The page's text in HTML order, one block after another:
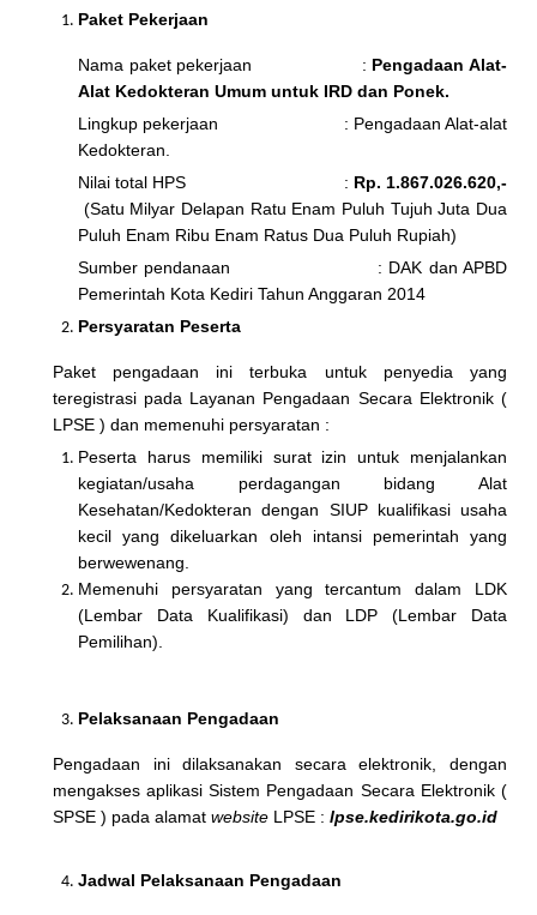
Paket Pekerjaan
Nama paket pekerjaan : Pengadaan Alat-
Alat Kedokteran Umum untuk IRD dan Ponek.
Lingkup pekerjaan : Pengadaan Alat-alat
Kedokteran.
Nilai total HPS : Rp. 1.867.026.620,-
(Satu Milyar Delapan Ratu Enam Puluh Tujuh Juta Dua
Puluh Enam Ribu Enam Ratus Dua Puluh Rupiah)
Sumber pendanaan : DAK dan APBD
Pemerintah Kota Kediri Tahun Anggaran 2014
Persyaratan Peserta
Paket pengadaan ini terbuka untuk penyedia yang
teregistrasi pada Layanan Pengadaan Secara Elektronik (
LPSE ) dan memenuhi persyaratan :
Peserta harus memiliki surat izin untuk menjalankan
kegiatan/usaha perdagangan bidang Alat
Kesehatan/Kedokteran dengan SIUP kualifikasi usaha
kecil yang dikeluarkan oleh intansi pemerintah yang
berwewenang.
Memenuhi persyaratan yang tercantum dalam LDK
(Lembar Data Kualifikasi) dan LDP (Lembar Data
Pemilihan).
Pelaksanaan Pengadaan
Pengadaan ini dilaksanakan secara elektronik, dengan
mengakses aplikasi Sistem Pengadaan Secara Elektronik (
SPSE ) pada alamat websiteLPSE : lpse.kedirikota.go.id
Jadwal Pelaksanaan Pengadaan